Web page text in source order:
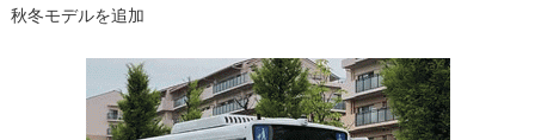
秋冬モデルを追加